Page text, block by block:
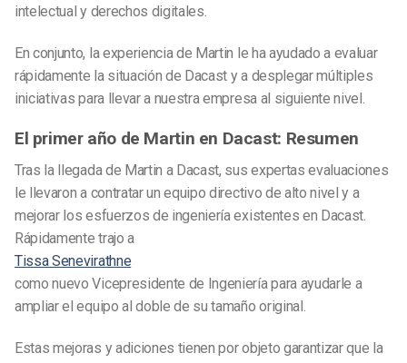
intelectual y derechos digitales.
En conjunto, la experiencia de Martin le ha ayudado a evaluar
rápidamente la situación de Dacast y a desplegar múltiples
iniciativas para llevar a nuestra empresa al siguiente nivel.
El primer año de Martin en Dacast: Resumen
Tras la llegada de Martin a Dacast, sus expertas evaluaciones
le llevaron a contratar un equipo directivo de alto nivel y a
mejorar los esfuerzos de ingeniería existentes en Dacast.
Rápidamente trajo a
Tissa Senevirathne
como nuevo Vicepresidente de Ingeniería para ayudarle a
ampliar el equipo al doble de su tamaño original.
Estas mejoras y adiciones tienen por objeto garantizar que la